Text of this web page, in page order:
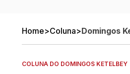
Home>Coluna>Domingos
COLUNA DO DOMINGOS KETELBEY